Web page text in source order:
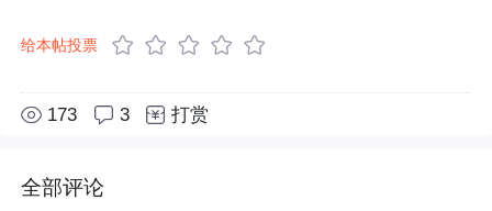
给本帖投票
173 3 打赏
全部评论